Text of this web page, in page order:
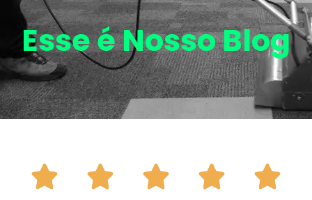
Esse é NossoBlog
    